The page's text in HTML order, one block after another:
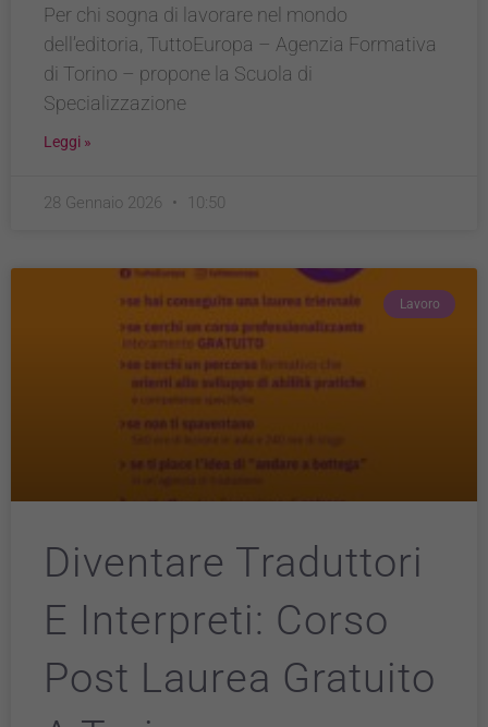
Per chi sogna di lavorare nel mondo
dell’editoria, TuttoEuropa – Agenzia Formativa
di Torino – propone la Scuola di
Specializzazione
Leggi »
28 Gennaio 2026 10:50
Lavoro
Diventare Traduttori
E Interpreti: Corso
Post Laurea Gratuito